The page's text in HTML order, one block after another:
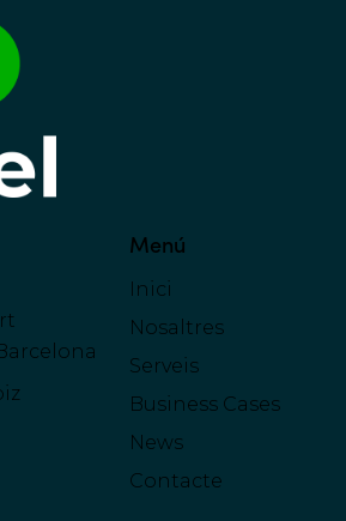
Menú
Inici
Nosaltres
Serveis
Business Cases
News
Contacte